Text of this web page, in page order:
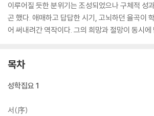
이루어질 듯한 분위기는 조성되었으나 구체적 성
곤 했다. 애매하고 답답한 시기, 고뇌하던 율곡이
어 써내려간 역작이다. 그의 희망과 절망이 동시에
목차
성학집요 1
서(序)